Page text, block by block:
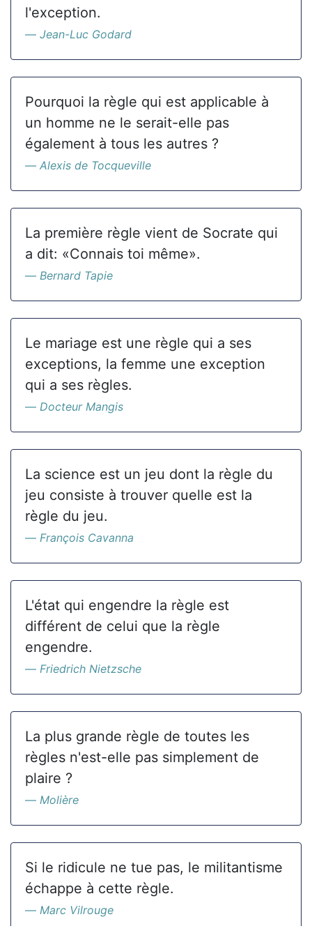
l'exception.
Jean-Luc Godard
Pourquoi la règle qui est applicable à
un homme ne le serait-elle pas
également à tous les autres ?
Alexis de Tocqueville
La première règle vient de Socrate qui
a dit: «Connais toi même».
Bernard Tapie
Le mariage est une règle qui a ses
exceptions, la femme une exception
qui a ses règles.
Docteur Mangis
La science est un jeu dont la règle du
jeu consiste à trouver quelle est la
règle du jeu.
François Cavanna
L'état qui engendre la règle est
différent de celui que la règle
engendre.
Friedrich Nietzsche
La plus grande règle de toutes les
règles n'est-elle pas simplement de
plaire ?
Molière
Si le ridicule ne tue pas, le militantisme
échappe à cette règle.
Marc Vilrouge